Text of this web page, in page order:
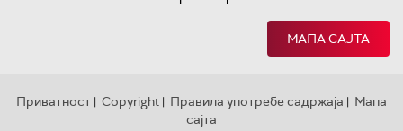
МАПА САЈТА
Приватност | Copyright | Правила употребе садржаја | Мапа
сајта